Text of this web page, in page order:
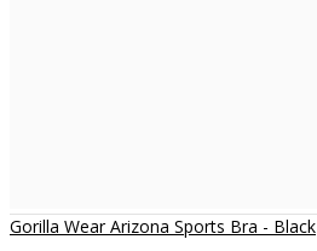
Gorilla Wear Arizona Sports Bra - Black